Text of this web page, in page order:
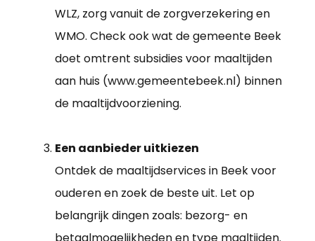
WLZ, zorg vanuit de zorgverzekering en
WMO. Check ook wat de gemeente Beek
doet omtrent subsidies voor maaltijden
aan huis (www.gemeentebeek.nl) binnen
de maaltijdvoorziening.
Een aanbieder uitkiezen
Ontdek de maaltijdservices in Beek voor
ouderen en zoek de beste uit. Let op
belangrijk dingen zoals: bezorg- en
betaalmogelijkheden en type maaltijden.